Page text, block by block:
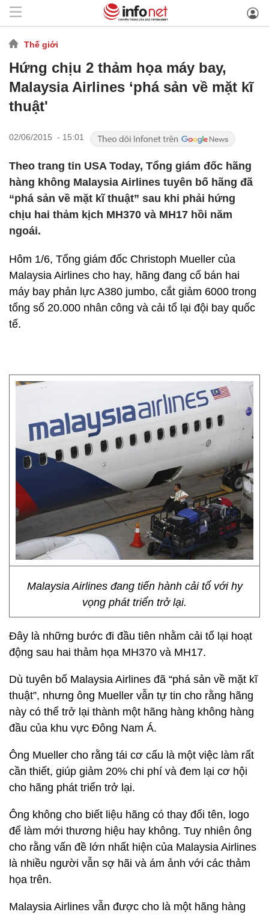
Thế giới
Hứng chịu 2 thảm họa máy bay,
Malaysia Airlines ‘phá sản về mặt kĩ
thuật'
02/06/2015 - 15:01
Theo trang tin USA Today, Tổng giám đốc hãng
hàng không Malaysia Airlines tuyên bố hãng đã
“phá sản về mặt kĩ thuật” sau khi phải hứng
chịu hai thảm kịch MH370 và MH17 hồi năm
ngoái.
Hôm 1/6, Tổng giám đốc Christoph Mueller của
Malaysia Airlines cho hay, hãng đang cố bán hai
máy bay phản lực A380 jumbo, cắt giảm 6000 trong
tổng số 20.000 nhân công và cải tổ lại đội bay quốc
tế.
Malaysia Airlines đang tiến hành cải tổ với hy
vọng phát triển trở lại.
Đây là những bước đi đầu tiên nhằm cải tổ lại hoạt
động sau hai thảm họa MH370 và MH17.
Dù tuyên bố Malaysia Airlines đã “phá sản về mặt kĩ
thuật”, nhưng ông Mueller vẫn tự tin cho rằng hãng
này có thể trở lại thành một hãng hàng không hàng
đầu của khu vực Đông Nam Á.
Ông Mueller cho rằng tái cơ cấu là một việc làm rất
cần thiết, giúp giảm 20% chi phí và đem lại cơ hội
cho hãng phát triển trở lại.
Ông không cho biết liệu hãng có thay đổi tên, logo
để làm mới thương hiệu hay không. Tuy nhiên ông
cho rằng vấn đề lớn nhất hiện của Malaysia Airlines
là nhiều người vẫn sợ hãi và ám ảnh với các thảm
họa trên.
Malaysia Airlines vẫn được cho là một hãng hàng